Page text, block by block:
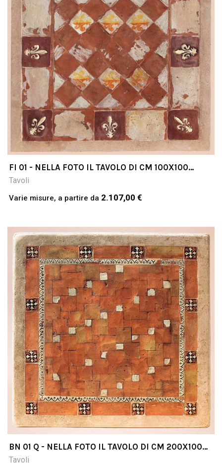
FI 01 - NELLA FOTO IL TAVOLO DI CM 100X100
COTTO & PIETRA
Tavoli
Varie misure, a partire da 2.107,00 €
BN 01 Q - NELLA FOTO IL TAVOLO DI CM 200X100
COTTO & PIETRA
Tavoli